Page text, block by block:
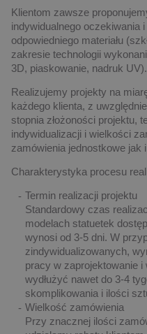
Klientom zawsze
indywidualnego oczekiwania
odpowiedniego materiału
zakresie technologii
3D, piaskowanie, nadruk UV).
Realizujemy projekty na
każdego klienta, z
stopnia złożoności projektu,
indywidualizacji i wielkości
zamówienia jednostkowe jak
Charakterystyka procesu
Termin realizacji projektu
Standardowy czas
modelach statuetek
wynosi od 3-5 dni. W
zindywidualizowanych,
pracy w zaprojektowanie
wydłużyć nawet do 3-4
skomplikowania i ilości
Wielkość zamówienia
Przy znacznej ilości